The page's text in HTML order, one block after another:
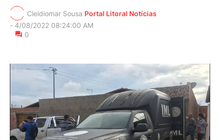
Cleidiomar Sousa Portal Litoral Notícias
- 4/08/2022 08:24:00 AM
0